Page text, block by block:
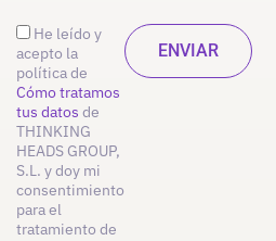
He leído y
acepto la
política de
Cómo tratamos
tus datos de
THINKING
HEADS GROUP,
S.L. y doy mi
consentimiento
para el
tratamiento de